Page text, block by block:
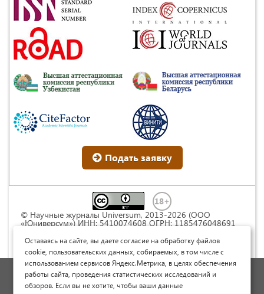
Подать заявку
© Научные журналы Universum, 2013-2026 (ООО
«Юниверсум») ИНН: 5410074608 ОГРН: 1185476048691
Commons « Attribution» («Атрибуция») 4.0
Непортированная
Политика обработки персональных данных
Договор оферты
Оставаясь на сайте, вы даете согласие на обработку файлов
cookie, пользовательских данных, собираемых, в том числе с
использованием сервисов Яндекс.Метрика, в целях обеспечения
работы сайта, проведения статистических исследований и
обзоров. Если вы не хотите, чтобы ваши данные